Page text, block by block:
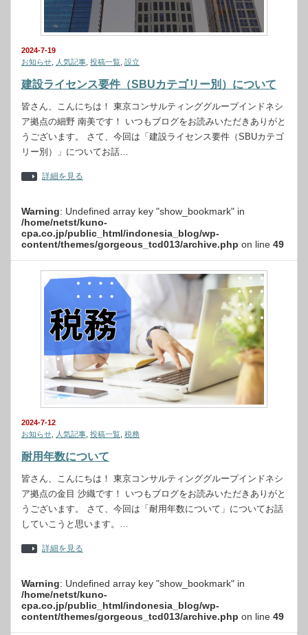
2024-7-19
お知らせ
人気記事 投稿一覧 設立
建設ライセンス要件（SBUカテゴリー別）について
皆さん、こんにちは！ 東京コンサルティンググループインドネシ
ア拠点の細野 南美です！ いつもブログをお読みいただきありがと
うございます。 さて、今回は「建設ライセンス要件（SBUカテゴ
リー別）」についてお話…
詳細を見る
Warning: Undefined array key "show_bookmark" in
/home/netst/kuno-
cpa.co.jp/public_html/indonesia_blog/wp-
content/themes/gorgeous_tcd013/archive.php on line 49
2024-7-12
お知らせ
人気記事 投稿一覧 税務
耐用年数について
皆さん、こんにちは！ 東京コンサルティンググループインドネシ
ア拠点の金目 沙織です！ いつもブログをお読みいただきありがと
うございます。 さて、今回は「耐用年数について」についてお話
していこうと思います。…
詳細を見る
Warning: Undefined array key "show_bookmark" in
/home/netst/kuno-
cpa.co.jp/public_html/indonesia_blog/wp-
content/themes/gorgeous_tcd013/archive.php on line 49